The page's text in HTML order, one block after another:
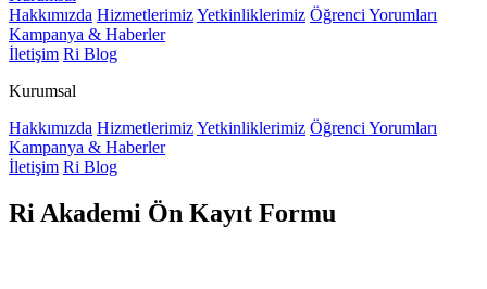
Hakkımızda HizmetlerimizYetkinliklerimiz Öğrenci Yorumları
Kampanya & Haberler
İletişim Ri Blog
Kurumsal
Hakkımızda HizmetlerimizYetkinliklerimiz Öğrenci Yorumları
Kampanya & Haberler
İletişim Ri Blog
Ri Akademi Ön Kayıt Formu